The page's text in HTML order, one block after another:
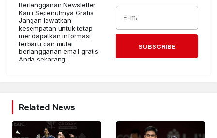
Berlangganan Newsletter
Kami Sepenuhnya Gratis
Jangan lewatkan
kesempatan untuk tetap
mendapatkan informasi
terbaru dan mulai
berlangganan email gratis
Anda sekarang.
SUBSCRIBE
Related News